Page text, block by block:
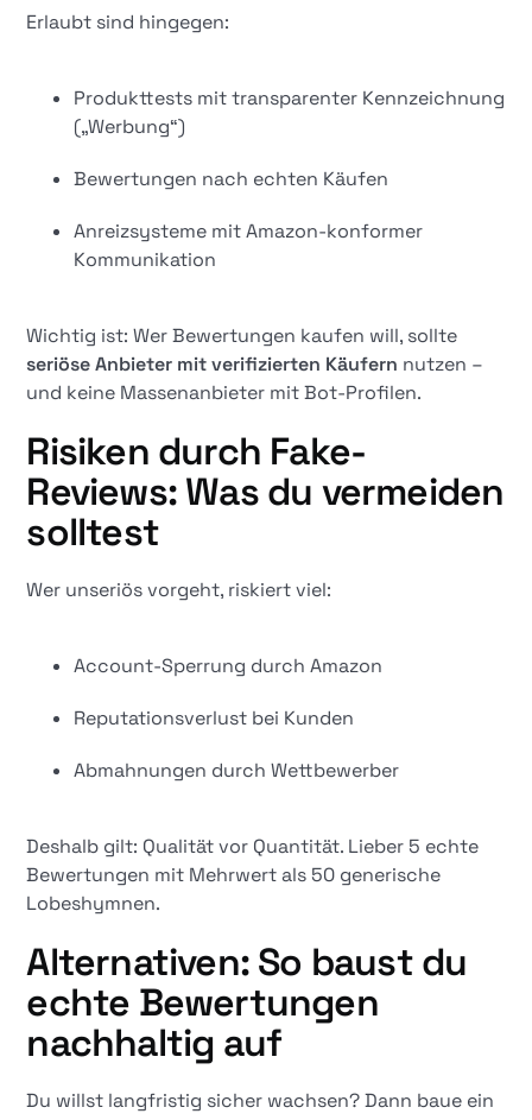
Erlaubt sind hingegen:
Produkttests mit transparenter Kennzeichnung
(„Werbung“)
Bewertungen nach echten Käufen
Anreizsysteme mit Amazon-konformer
Kommunikation
Wichtig ist: Wer Bewertungen kaufen will, sollte
seriöse Anbieter mit verifizierten Käufern nutzen –
und keine Massenanbieter mit Bot-Profilen.
Risiken durch Fake-
Reviews: Was du vermeiden
solltest
Wer unseriös vorgeht, riskiert viel:
Account-Sperrung durch Amazon
Reputationsverlust bei Kunden
Abmahnungen durch Wettbewerber
Deshalb gilt: Qualität vor Quantität. Lieber 5 echte
Bewertungen mit Mehrwert als 50 generische
Lobeshymnen.
Alternativen: So baust du
echte Bewertungen
nachhaltig auf
Du willst langfristig sicher wachsen? Dann baue ein